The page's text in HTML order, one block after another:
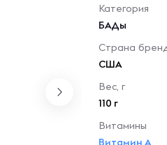
Категория
БАДы
Страна
США
Вес, г
110 г
Витамины
Витамин A